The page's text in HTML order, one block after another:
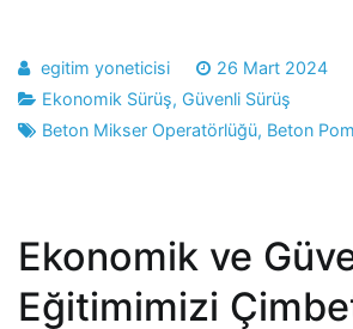
egitim yoneticisi
26 Mart 2024
Ekonomik Sürüş, Güvenli Sürüş
Beton Mikser Operatörlüğü, Beton
Ekonomik ve
Eğitimimizi